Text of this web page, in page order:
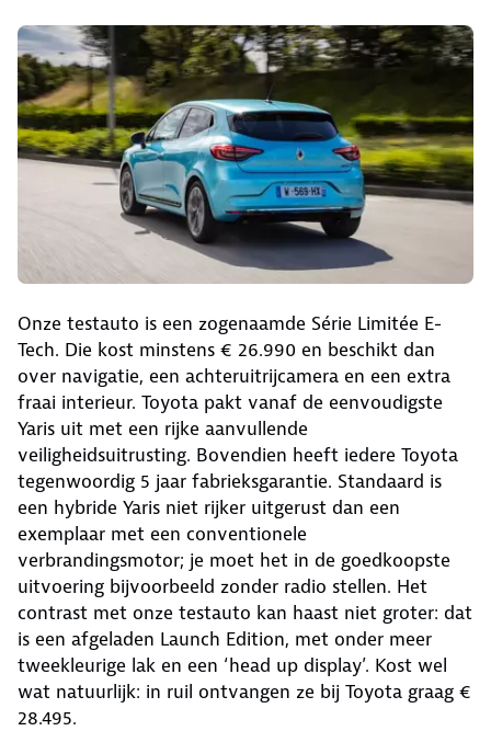
Onze testauto is een zogenaamde Série Limitée E-
Tech. Die kost minstens € 26.990 en beschikt dan
over navigatie, een achteruitrijcamera en een extra
fraai interieur. Toyota pakt vanaf de eenvoudigste
Yaris uit met een rijke aanvullende
veiligheidsuitrusting. Bovendien heeft iedere Toyota
tegenwoordig 5 jaar fabrieksgarantie. Standaard is
een hybride Yaris niet rijker uitgerust dan een
exemplaar met een conventionele
verbrandingsmotor; je moet het in de goedkoopste
uitvoering bijvoorbeeld zonder radio stellen. Het
contrast met onze testauto kan haast niet groter: dat
is een afgeladen Launch Edition, met onder meer
tweekleurige lak en een ‘head up display’. Kost wel
wat natuurlijk: in ruil ontvangen ze bij Toyota graag €
28.495.